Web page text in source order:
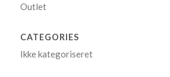
Outlet
CATEGORIES
Ikke kategoriseret